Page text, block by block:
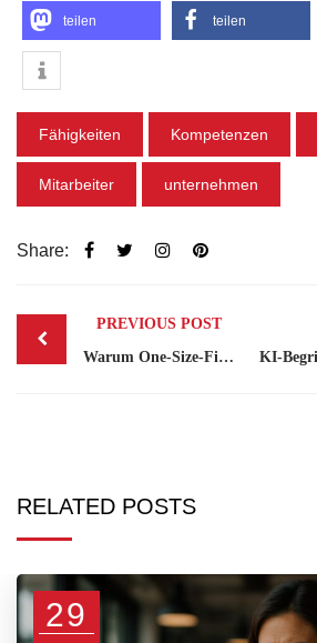
teilen teilen
Fähigkeiten Kompetenzen
Mitarbeiter unternehmen
Share:
navigation
PREVIOUS POST
Warum One-Size-Fits-All-Schulungen nicht mehr funktionieren – und was man dagegen tun kann
RELATED POSTS
29